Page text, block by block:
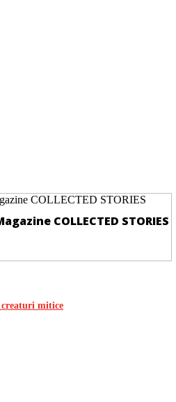
COLLECTED STORIES
creaturi mitice